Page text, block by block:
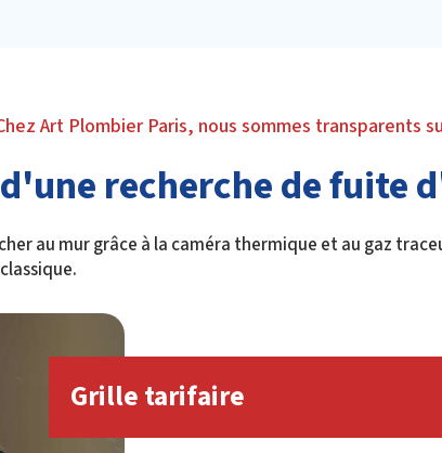
Art Plombier Paris, nous sommes transparents
recherche de fuite
au mur grâce à la caméra thermique et au gaz
Grille tarifaire